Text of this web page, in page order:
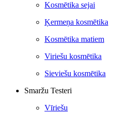
Kosmētika sejai
Ķermeņa kosmētika
Kosmētika matiem
Viriešu kosmētika
Sieviešu kosmētika
Smaržu Testeri
Vīriešu